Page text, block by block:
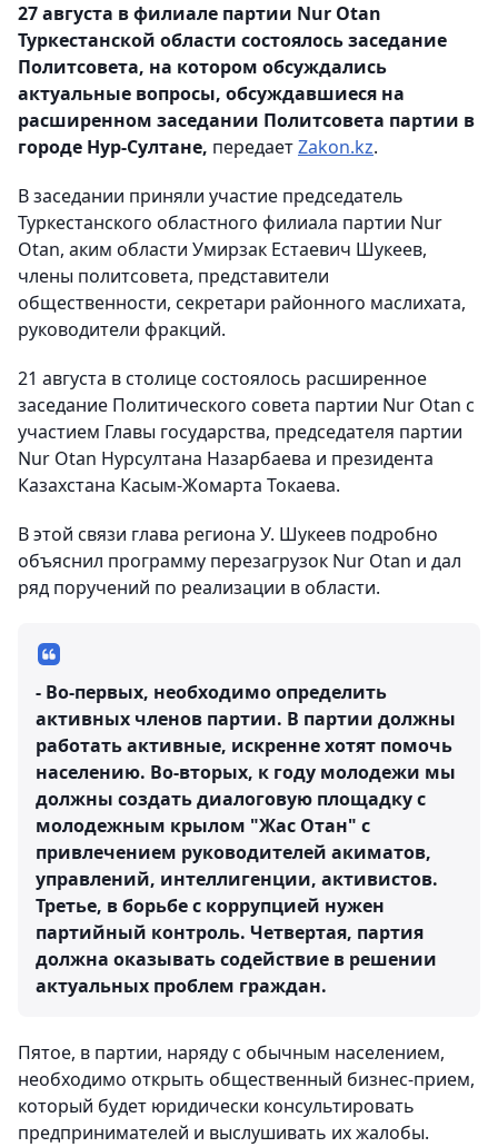
27 августа в филиале партии Nur Otan
Туркестанской области состоялось заседание
Политсовета, на котором обсуждались
актуальные вопросы, обсуждавшиеся на
расширенном заседании Политсовета партии в
городе Нур-Султане, передаетZakon.kz.
В заседании приняли участие председатель
Туркестанского областного филиала партии Nur
Otan, аким области Умирзак Естаевич Шукеев,
члены политсовета, представители
общественности, секретари районного маслихата,
руководители фракций.
21 августа в столице состоялось расширенное
заседание Политического совета партии Nur Otan с
участием Главы государства, председателя партии
Nur Otan Нурсултана Назарбаева и президента
Казахстана Касым-Жомарта Токаева.
В этой связи глава региона У. Шукеев подробно
объяснил программу перезагрузок Nur Otan и дал
ряд поручений по реализации в области.
- Во-первых, необходимо определить
активных членов партии. В партии должны
работать активные, искренне хотят помочь
населению. Во-вторых, к году молодежи мы
должны создать диалоговую площадку с
молодежным крылом "Жас Отан" с
привлечением руководителей акиматов,
управлений, интеллигенции, активистов.
Третье, в борьбе с коррупцией нужен
партийный контроль. Четвертая, партия
должна оказывать содействие в решении
актуальных проблем граждан.
Пятое, в партии, наряду с обычным населением,
необходимо открыть общественный бизнес-прием,
который будет юридически консультировать
предпринимателей и выслушивать их жалобы.